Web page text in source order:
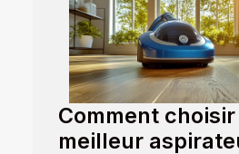
Comment
meilleur